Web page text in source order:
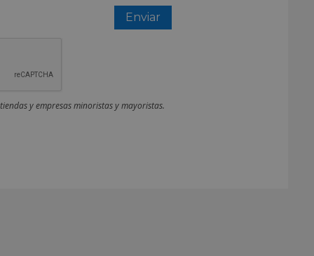
y empresas minoristas y mayoristas.